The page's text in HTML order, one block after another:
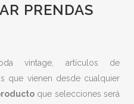
PRENDAS
vintage, artículos de
que vienen desde cualquier
que selecciones será